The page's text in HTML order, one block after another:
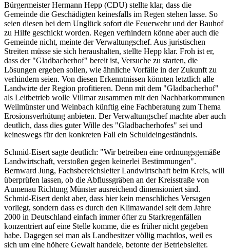
Bürgermeister Hermann Hepp (CDU) stellte klar, dass die
Gemeinde die Geschädigten keinesfalls im Regen stehen lasse. So
seien diesen bei dem Unglück sofort die Feuerwehr und der Bauhof
zu Hilfe geschickt worden. Regen verhindern könne aber auch die
Gemeinde nicht, meinte der Verwaltungschef. Aus juristischen
Streiten müsse sie sich heraushalten, stellte Hepp klar. Froh ist er,
dass der "Gladbacherhof" bereit ist, Versuche zu starten, die
Lösungen ergeben sollen, wie ähnliche Vorfälle in der Zukunft zu
verhindern seien. Von diesen Erkenntnissen könnten letztlich alle
Landwirte der Region profitieren. Denn mit dem "Gladbacherhof"
als Leitbetrieb wolle Villmar zusammen mit den Nachbarkommunen
Weilmünster und Weinbach künftig eine Fachberatung zum Thema
Erosionsverhütung anbieten. Der Verwaltungschef machte aber auch
deutlich, dass dies guter Wille des "Gladbacherhofes" sei und
keineswegs für den konkreten Fall ein Schuldeingeständnis.
Schmid-Eisert sagte deutlich: "Wir betreiben eine ordnungsgemäße
Landwirtschaft, verstoßen gegen keinerlei Bestimmungen".
Bernward Jung, Fachsbereichsleiter Landwirtschaft beim Kreis, will
überprüfen lassen, ob die Abflussgräben an der Kreisstraße von
Aumenau Richtung Münster ausreichend dimensioniert sind.
Schmid-Eisert denkt aber, dass hier kein menschliches Versagen
vorliegt, sondern dass es durch den Klimawandel seit dem Jahre
2000 in Deutschland einfach immer öfter zu Starkregenfällen
konzentriert auf eine Stelle komme, die es früher nicht gegeben
habe. Dagegen sei man als Landbesitzer völlig machtlos, weil es
sich um eine höhere Gewalt handele, betonte der Betriebsleiter.